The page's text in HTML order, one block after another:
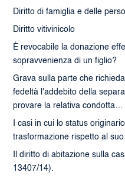
Diritto di famiglia e delle
Diritto vitivinicolo
È revocabile la donazione
sopravvenienza di un figlio?
Grava sulla parte che
fedeltà l'addebito della
provare la relativa condotta…
I casi in cui lo status
trasformazione rispetto al
Il diritto di abitazione sulla
13407/14).